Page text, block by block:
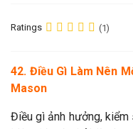
Ratings (1)
42. Điều Gì Làm Nên
Mason
Điều gì ảnh hưởng,